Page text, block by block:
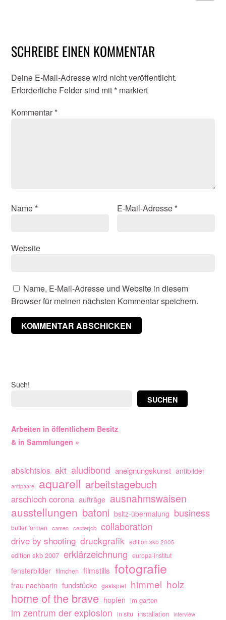
SCHREIBE EINEN KOMMENTAR
Deine E-Mail-Adresse wird nicht veröffentlicht.
Erforderliche Felder sind mit * markiert
Kommentar *
Name * E-Mail-Adresse *
Website
Name, E-Mail-Adresse und Website in diesem
Browser für meinen nächsten Kommentar speichern.
Such!
SUCHEN
Arbeiten in öffentlichem Besitz
& in Sammlungen »
absichtslos akt aludibond aneignungskunst antibilder
antipaare aquarell arbeitstagebuch
arschloch corona aufträge ausnahmswaisen
ausstellungen batoni bsltz-übermalung business
butter formen cameo centerjob collaboration
drive by shooting druckgrafik edition skb 2005
edition skb 2007 erklärzeichnung europa-institut
fensterbilder filmchen filmstills fotografie
frau nachbarin fundstücke gastspiel himmel holz
home of the brave hopfen im garten
im zentrum der explosion in situ installation interview